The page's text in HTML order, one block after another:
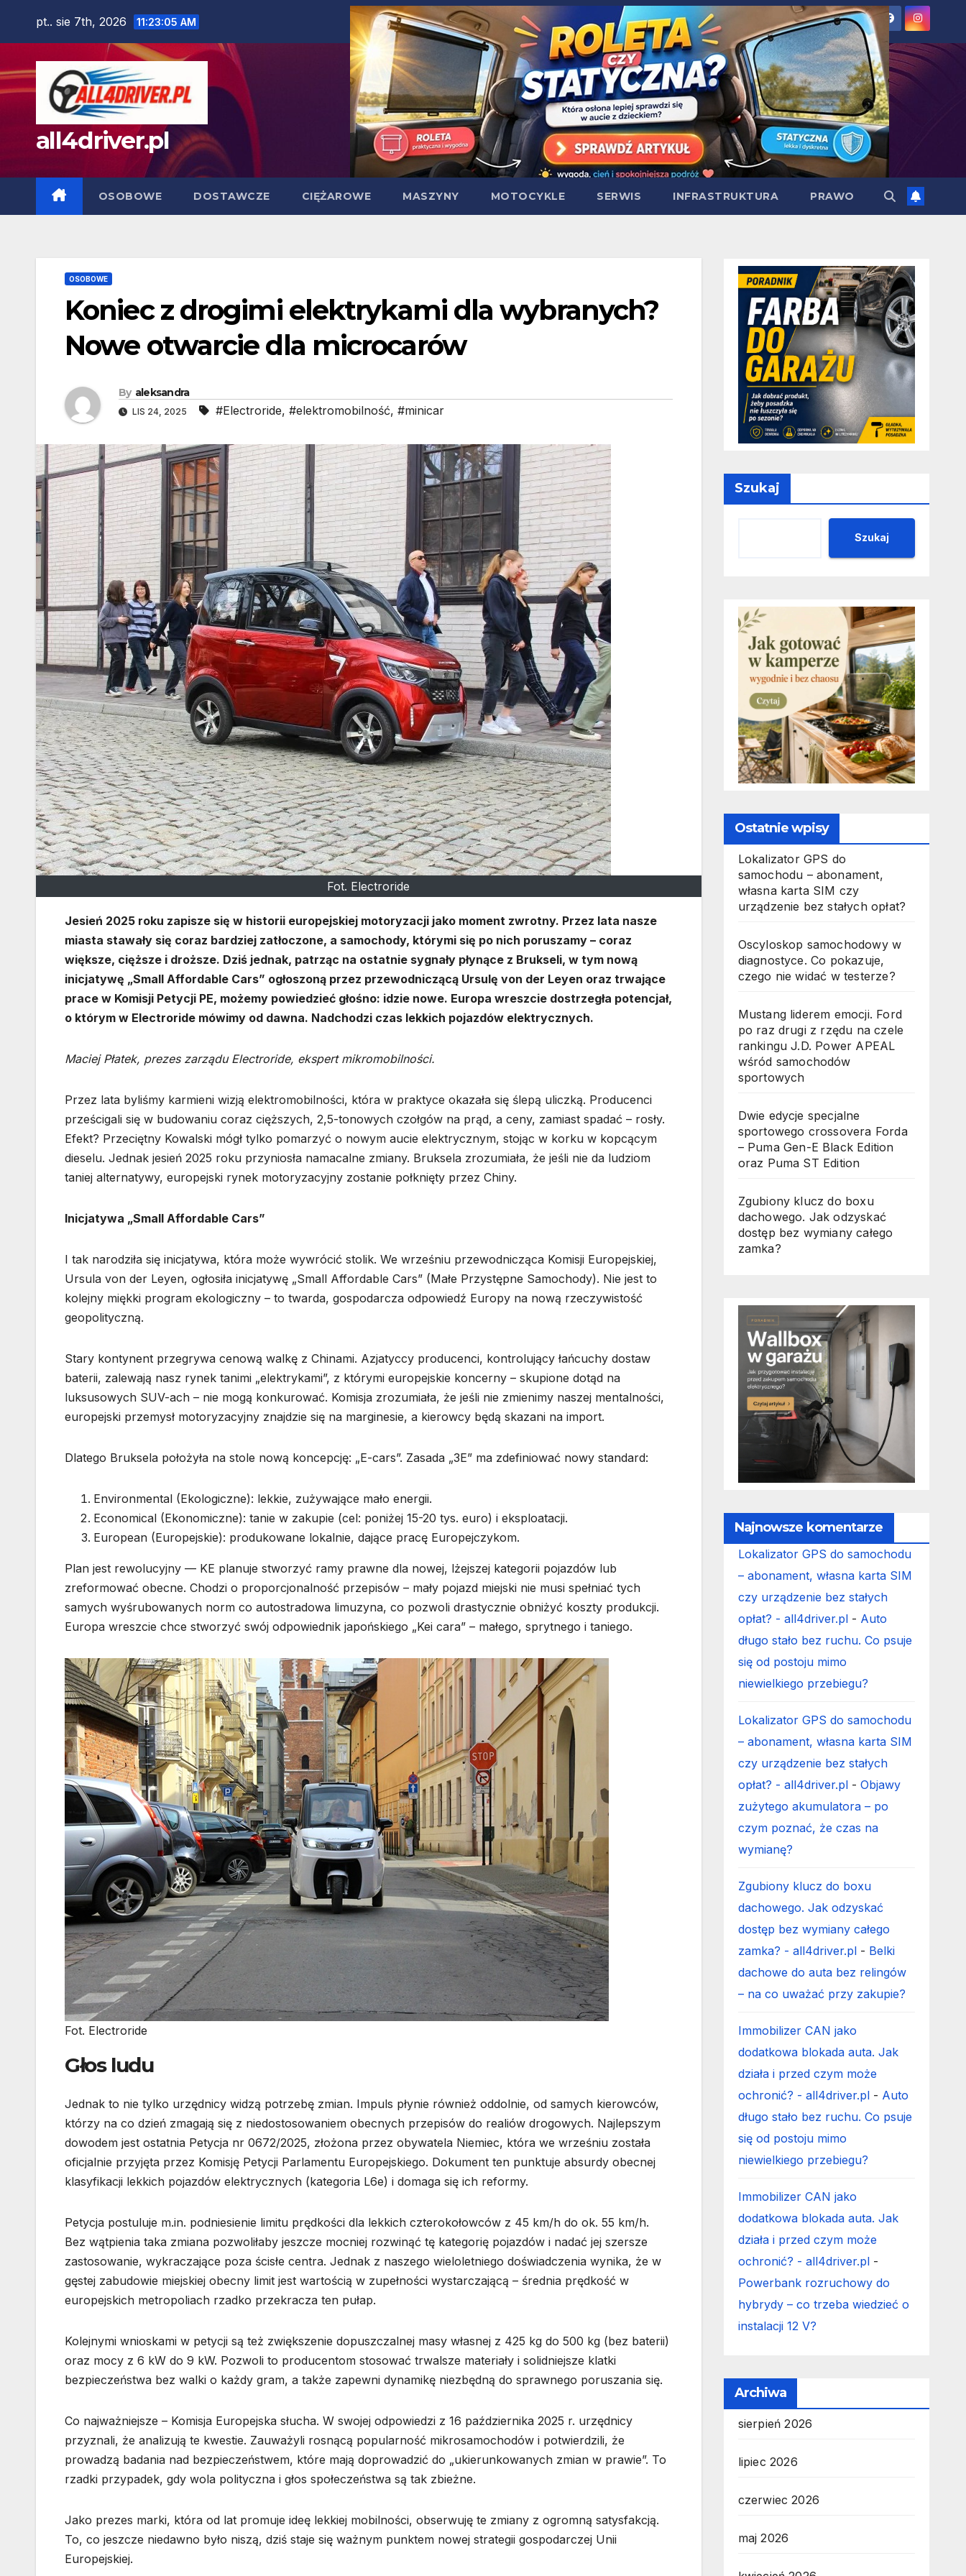
pt.. sie 7th, 2026 11:23:06 AM
all4driver.pl
OSOBOWE DOSTAWCZE CIĘŻAROWE MASZYNY MOTOCYKLE SERWIS INFRASTRUKTURA PRAWO
OSOBOWE
Koniec z drogimi elektrykami dla wybranych?
Nowe otwarcie dla microcarów
By aleksandra
LIS 24, 2025 #Electroride, #elektromobilność, #minicar
Fot. Electroride
Jesień 2025 roku zapisze się w historii europejskiej motoryzacji jako moment zwrotny. Przez lata nasze
miasta stawały się coraz bardziej zatłoczone, a samochody, którymi się po nich poruszamy – coraz
większe, cięższe i droższe. Dziś jednak, patrząc na ostatnie sygnały płynące z Brukseli, w tym nową
inicjatywę „Small Affordable Cars” ogłoszoną przez przewodniczącą Ursulę von der Leyen oraz trwające
prace w Komisji Petycji PE, możemy powiedzieć głośno: idzie nowe. Europa wreszcie dostrzegła potencjał,
o którym w Electroride mówimy od dawna. Nadchodzi czas lekkich pojazdów elektrycznych.
Maciej Płatek, prezes zarządu Electroride, ekspert mikromobilności.
Przez lata byliśmy karmieni wizją elektromobilności, która w praktyce okazała się ślepą uliczką. Producenci
prześcigali się w budowaniu coraz cięższych, 2,5-tonowych czołgów na prąd, a ceny, zamiast spadać – rosły.
Efekt? Przeciętny Kowalski mógł tylko pomarzyć o nowym aucie elektrycznym, stojąc w korku w kopcącym
dieselu. Jednak jesień 2025 roku przyniosła namacalne zmiany. Bruksela zrozumiała, że jeśli nie da ludziom
taniej alternatywy, europejski rynek motoryzacyjny zostanie połknięty przez Chiny.
Inicjatywa „Small Affordable Cars”
I tak narodziła się inicjatywa, która może wywrócić stolik. We wrześniu przewodnicząca Komisji Europejskiej,
Ursula von der Leyen, ogłosiła inicjatywę „Small Affordable Cars” (Małe Przystępne Samochody). Nie jest to
kolejny miękki program ekologiczny – to twarda, gospodarcza odpowiedź Europy na nową rzeczywistość
geopolityczną.
Stary kontynent przegrywa cenową walkę z Chinami. Azjatyccy producenci, kontrolujący łańcuchy dostaw
baterii, zalewają nasz rynek tanimi „elektrykami”, z którymi europejskie koncerny – skupione dotąd na
luksusowych SUV-ach – nie mogą konkurować. Komisja zrozumiała, że jeśli nie zmienimy naszej mentalności,
europejski przemysł motoryzacyjny znajdzie się na marginesie, a kierowcy będą skazani na import.
Dlatego Bruksela położyła na stole nową koncepcję: „E-cars”. Zasada „3E” ma zdefiniować nowy standard:
Environmental (Ekologiczne): lekkie, zużywające mało energii.
Economical (Ekonomiczne): tanie w zakupie (cel: poniżej 15-20 tys. euro) i eksploatacji.
European (Europejskie): produkowane lokalnie, dające pracę Europejczykom.
Plan jest rewolucyjny — KE planuje stworzyć ramy prawne dla nowej, lżejszej kategorii pojazdów lub
zreformować obecne. Chodzi o proporcjonalność przepisów – mały pojazd miejski nie musi spełniać tych
samych wyśrubowanych norm co autostradowa limuzyna, co pozwoli drastycznie obniżyć koszty produkcji.
Europa wreszcie chce stworzyć swój odpowiednik japońskiego „Kei cara” – małego, sprytnego i taniego.
Fot. Electroride
Głos ludu
Jednak to nie tylko urzędnicy widzą potrzebę zmian. Impuls płynie również oddolnie, od samych kierowców,
którzy na co dzień zmagają się z niedostosowaniem obecnych przepisów do realiów drogowych. Najlepszym
dowodem jest ostatnia Petycja nr 0672/2025, złożona przez obywatela Niemiec, która we wrześniu została
oficjalnie przyjęta przez Komisję Petycji Parlamentu Europejskiego. Dokument ten punktuje absurdy obecnej
klasyfikacji lekkich pojazdów elektrycznych (kategoria L6e) i domaga się ich reformy.
Petycja postuluje m.in. podniesienie limitu prędkości dla lekkich czterokołowców z 45 km/h do ok. 55 km/h.
Bez wątpienia taka zmiana pozwoliłaby jeszcze mocniej rozwinąć tę kategorię pojazdów i nadać jej szersze
zastosowanie, wykraczające poza ścisłe centra. Jednak z naszego wieloletniego doświadczenia wynika, że w
gęstej zabudowie miejskiej obecny limit jest wartością w zupełności wystarczającą – średnia prędkość w
europejskich metropoliach rzadko przekracza ten pułap.
Kolejnymi wnioskami w petycji są też zwiększenie dopuszczalnej masy własnej z 425 kg do 500 kg (bez baterii)
oraz mocy z 6 kW do 9 kW. Pozwoli to producentom stosować trwalsze materiały i solidniejsze klatki
bezpieczeństwa bez walki o każdy gram, a także zapewni dynamikę niezbędną do sprawnego poruszania się.
Co najważniejsze – Komisja Europejska słucha. W swojej odpowiedzi z 16 października 2025 r. urzędnicy
przyznali, że analizują te kwestie. Zauważyli rosnącą popularność mikrosamochodów i potwierdzili, że
prowadzą badania nad bezpieczeństwem, które mają doprowadzić do „ukierunkowanych zmian w prawie”. To
rzadki przypadek, gdy wola polityczna i głos społeczeństwa są tak zbieżne.
Jako prezes marki, która od lat promuje ideę lekkiej mobilności, obserwuję te zmiany z ogromną satysfakcją.
To, co jeszcze niedawno było niszą, dziś staje się ważnym punktem nowej strategii gospodarczej Unii
Europejskiej.
Szukaj
Szukaj
Ostatnie wpisy
Lokalizator GPS do
samochodu – abonament,
własna karta SIM czy
urządzenie bez stałych opłat?
Oscyloskop samochodowy w
diagnostyce. Co pokazuje,
czego nie widać w testerze?
Mustang liderem emocji. Ford
po raz drugi z rzędu na czele
rankingu J.D. Power APEAL
wśród samochodów
sportowych
Dwie edycje specjalne
sportowego crossovera Forda
– Puma Gen-E Black Edition
oraz Puma ST Edition
Zgubiony klucz do boxu
dachowego. Jak odzyskać
dostęp bez wymiany całego
zamka?
Najnowsze komentarze
Lokalizator GPS do samochodu
– abonament, własna karta SIM
czy urządzenie bez stałych
opłat? - all4driver.pl- Auto
długo stało bez ruchu. Co psuje
się od postoju mimo
niewielkiego przebiegu?
Lokalizator GPS do samochodu
– abonament, własna karta SIM
czy urządzenie bez stałych
opłat? - all4driver.pl- Objawy
zużytego akumulatora – po
czym poznać, że czas na
wymianę?
Zgubiony klucz do boxu
dachowego. Jak odzyskać
dostęp bez wymiany całego
zamka? - all4driver.pl- Belki
dachowe do auta bez relingów
– na co uważać przy zakupie?
Immobilizer CAN jako
dodatkowa blokada auta. Jak
działa i przed czym może
ochronić? - all4driver.pl- Auto
długo stało bez ruchu. Co psuje
się od postoju mimo
niewielkiego przebiegu?
Immobilizer CAN jako
dodatkowa blokada auta. Jak
działa i przed czym może
ochronić? - all4driver.pl-
Powerbank rozruchowy do
hybrydy – co trzeba wiedzieć o
instalacji 12 V?
Archiwa
sierpień 2026
lipiec 2026
czerwiec 2026
maj 2026